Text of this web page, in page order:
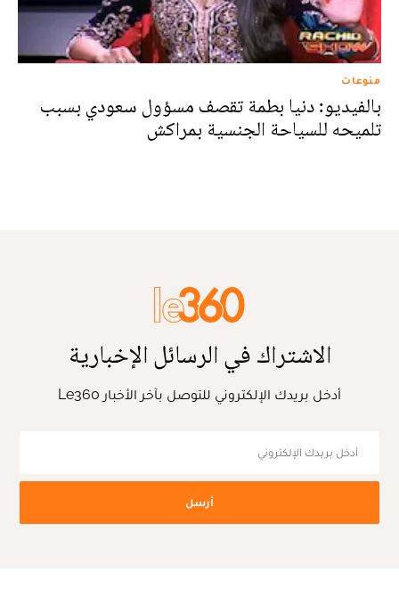
منوعات
بالفيديو: دنيا بطمة تقصف مسؤول سعودي بسبب
تلميحه للسياحة الجنسية بمراكش
الاشتراك في الرسائل الإخبارية
أدخل بريدك الإلكتروني للتوصل بآخر الأخبار Le360
أرسل